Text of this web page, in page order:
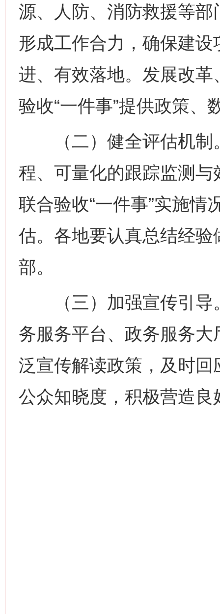
源、人防、消防救援等
形成工作合力，确保建设
进、有效落地。发展改
验收“一件事”提供政策、
（二）健全评估机制
程、可量化的跟踪监测
联合验收“一件事”实施情
估。各地要认真总结经
部。
（三）加强宣传引导
务服务平台、政务服务
泛宣传解读政策，及时
公众知晓度，积极营造良